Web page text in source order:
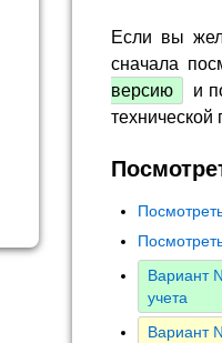
Если вы
сначала
версию
и
технической
Вариант
учета
Вариант